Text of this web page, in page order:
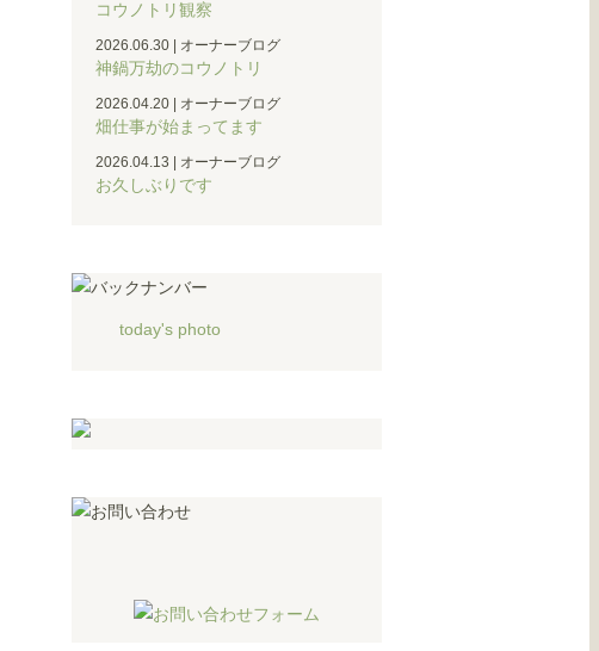
コウノトリ観察
2026.06.30 オーナーブログ
神鍋万劫のコウノトリ
2026.04.20 オーナーブログ
畑仕事が始まってます
2026.04.13 オーナーブログ
お久しぶりです
today's photo